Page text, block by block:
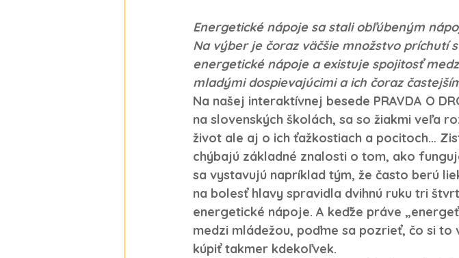
Energetické nápoje sa stali obľúbeným
Na výber je čoraz väčšie množstvo príchutí
energetické nápoje a existuje spojitosť
mladými dospievajúcimi a ich čoraz
Na našej interaktívnej besede PRAVDA O
na slovenských školách, sa so žiakmi veľa
život ale aj o ich ťažkostiach a pocitoch…
chýbajú základné znalosti o tom, ako
sa vystavujú napríklad tým, že často berú
na bolesť hlavy spravidla dvihnú ruku tri
energetické nápoje. A keďže práve
medzi mládežou, poďme sa pozrieť, čo si
kúpiť takmer kdekoľvek.